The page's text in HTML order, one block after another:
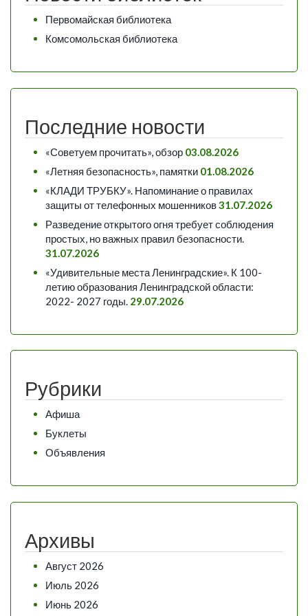
Первомайская библиотека
Комсомольская библиотека
Последние новости
«Советуем прочитать», обзор 03.08.2026
«Летняя безопасность», памятки 01.08.2026
«КЛАДИ ТРУБКУ». Напоминание о правилах
защиты от телефонных мошенников31.07.2026
Разведение открытого огня требует соблюдения
простых, но важных правил безопасности.
31.07.2026
«Удивительные места Ленинградские». К 100-
летию образования Ленинградской области:
2022- 2027 годы. 29.07.2026
Рубрики
Афиша
Буклеты
Объявления
Архивы
Август 2026
Июль 2026
Июнь 2026